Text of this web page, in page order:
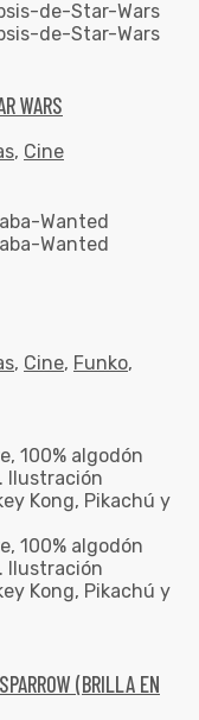
WARS
, Cine
, Cine, Funko,
(BRILLA EN